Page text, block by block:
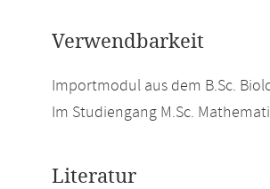
Verwendbarkeit
Importmodul aus dem B.Sc.
Im Studiengang M.Sc.
Literatur